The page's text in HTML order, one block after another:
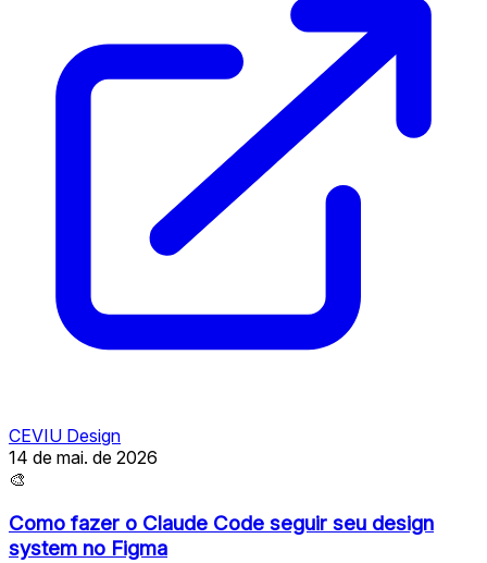
CEVIU Design
14 de mai. de 2026
🎨
Como fazer o Claude Code seguir seu design
system no Figma